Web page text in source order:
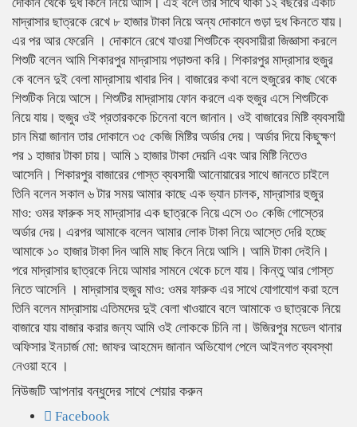
মাদ্রাসার ছাত্রকে রেখে ৮ হাজার টাকা নিয়ে অন্য দোকানে গুড়া দুধ কিনতে যায়।
এর পর আর ফেরেনি । দোকানে রেখে যাওয়া শিশুটিকে ব্যবসায়ীরা জিজ্ঞাসা করলে
শিশুটি বলেন আমি শিকারপুর মাদ্রাসায় পড়াশুনা করি। শিকারপুর মাদ্রাসার হুজুর
কে বলেন দুই বেলা মাদ্রাসায় খাবার দিব। বাজারের কথা বলে হুজুরের কাছ থেকে
শিশুটিক নিয়ে আসে। শিশুটির মাদ্রাসায় ফোন করলে এক হুজুর এসে শিশুটিকে
নিয়ে যায়। হুজুর ওই প্রতারককে চিনেনা বলে জানান। ওই বাজারের মিষ্টি ব্যবসায়ী
চান মিয়া জানান তার দোকানে ৩৫ কেজি মিষ্টির অর্ডার দেয়। অর্ডার দিয়ে কিছুক্ষণ
পর ১ হাজার টাকা চায়। আমি ১ হাজার টাকা দেয়নি এবং আর মিষ্টি নিতেও
আসেনি। শিকারপুর বাজারের গোস্ত ব্যবসায়ী আনোয়ারের সাথে জানতে চাইলে
তিনি বলেন সকাল ৬ টার সময় আমার কাছে এক ভ্যান চালক, মাদ্রাসার হুজুর
মাও: ওমর ফারুক সহ মাদ্রাসার এক ছাত্রকে নিয়ে এসে ৩০ কেজি গোস্তের
অর্ডার দেয়। এরপর আমাকে বলেন আমার লোক টাকা নিয়ে আস্তে দেরি হচ্ছে
আমাকে ১০ হাজার টাকা দিন আমি মাছ কিনে নিয়ে আসি। আমি টাকা দেইনি।
পরে মাদ্রাসার ছাত্রকে নিয়ে আমার সামনে থেকে চলে যায়। কিন্তু আর গোস্ত
নিতে আসেনি । মাদ্রাসার হুজুর মাও: ওমর ফারুক এর সাথে যোগাযোগ করা হলে
তিনি বলেন মাদ্রাসায় এতিমদের দুই বেলা খাওয়াবে বলে আমাকে ও ছাত্রকে নিয়ে
বাজারে যায় বাজার করার জন্য আমি ওই লোককে চিনি না। উজিরপুর মডেল থানার
অফিসার ইনচার্জ মো: জাফর আহমেদ জানান অভিযোগ পেলে আইনগত ব্যবস্থা
নেওয়া হবে ।
নিউজটি আপনার বন্ধুদের সাথে শেয়ার করুন
Facebook